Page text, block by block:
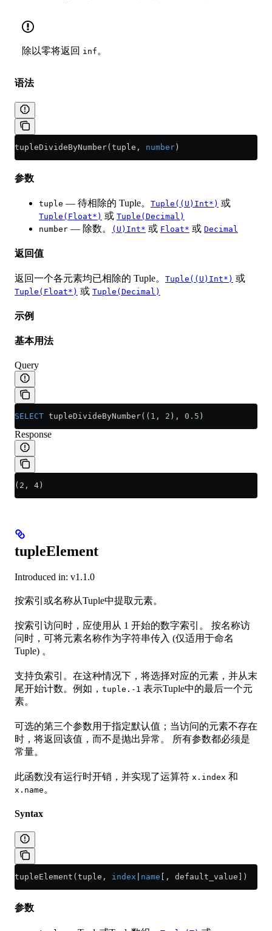
除以零将返回 inf 。
语法
tupleDivideByNumber(tuple, number )
参数
tuple — 待相除的 Tuple。 Tuple((U)Int*) 或
Tuple(Float*) 或 Tuple(Decimal)
number — 除数。 (U)Int* 或 Float* 或 Decimal
返回值
返回一个各元素均已相除的 Tuple。 Tuple((U)Int*) 或
Tuple(Float*) 或 Tuple(Decimal)
示例
基本用法
Query
SELECT tupleDivideByNumber(( 1 , 2 ), 0 . 5 )
Response
(2, 4)
tupleElement
Introduced in: v1.1.0
按索引或名称从Tuple中提取元素。
按索引访问时，应使用从 1 开始的数字索引。 按名称访
问时，可将元素名称作为字符串传入 (仅适用于命名
Tuple) 。
支持负索引。在这种情况下，将选择对应的元素，并从末
尾开始计数。例如， tuple.-1 表示Tuple中的最后一个元
素。
可选的第三个参数用于指定默认值；当访问的元素不存在
时，将返回该值，而不是抛出异常。 所有参数都必须是
常量。
此函数没有运行时开销，并实现了运算符 x.index 和
x.name 。
Syntax
tupleElement(tuple, index name [, default_value])
参数